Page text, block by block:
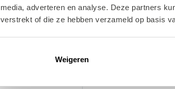
media, adverteren en analyse. Deze partners
verstrekt of die ze hebben verzameld op basis
Weigeren